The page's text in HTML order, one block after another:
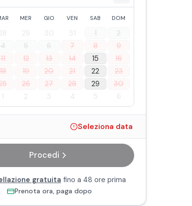
MER GIO VEN SAB DOM
29 30 31 1
2
4 5 6 7 8
9
11 12 13 14 15
16
18 19 20 21 22
23
26 27 28 29
30
1 2 3 4 5 6
Seleziona data
Procedi
gratuita fino a 48 ore prima
Prenota ora, paga dopo